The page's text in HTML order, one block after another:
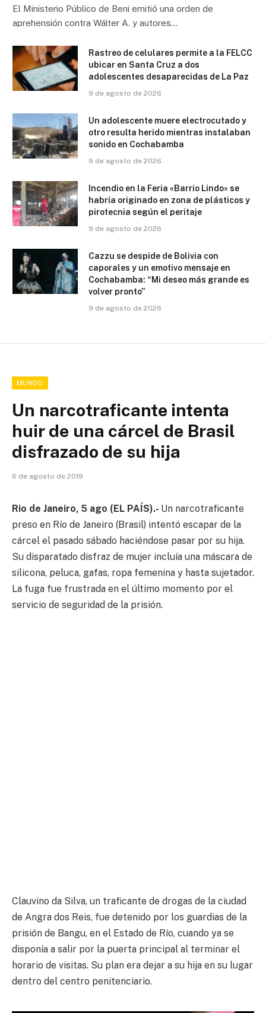
El Ministerio Público de Beni emitió una orden de
aprehensión contra Wálter A. y autores…
Rastreo de celulares permite a la FELCC
ubicar en Santa Cruz a dos
adolescentes desaparecidas de La Paz
9 de agosto de 2026
Un adolescente muere electrocutado y
otro resulta herido mientras instalaban
sonido en Cochabamba
9 de agosto de 2026
Incendio en la Feria «Barrio Lindo» se
habría originado en zona de plásticos y
pirotecnia según el peritaje
9 de agosto de 2026
Cazzu se despide de Bolivia con
caporales y un emotivo mensaje en
Cochabamba: “Mi deseo más grande es
volver pronto”
9 de agosto de 2026
MUNDO
Un narcotraficante intenta
huir de una cárcel de Brasil
disfrazado de su hija
6 de agosto de 2019
Rio de Janeiro, 5 ago (EL PAÍS).- Un narcotraficante
preso en Río de Janeiro (Brasil) intentó escapar de la
cárcel el pasado sábado haciéndose pasar por su hija.
Su disparatado disfraz de mujer incluía una máscara de
silicona, peluca, gafas, ropa femenina y hasta sujetador.
La fuga fue frustrada en el último momento por el
servicio de seguridad de la prisión.
Clauvino da Silva, un traficante de drogas de la ciudad
de Angra dos Reis, fue detenido por los guardias de la
prisión de Bangu, en el Estado de Río, cuando ya se
disponía a salir por la puerta principal al terminar el
horario de visitas. Su plan era dejar a su hija en su lugar
dentro del centro penitenciario.